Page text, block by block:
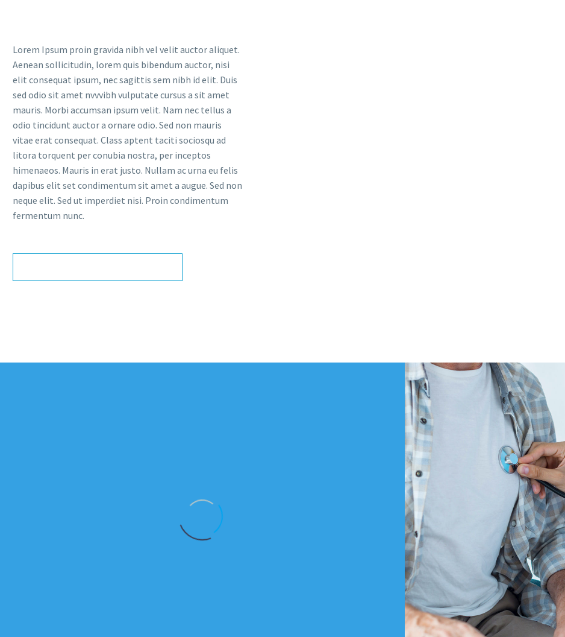
Lorem Ipsum proin gravida nibh vel velit auctor aliquet.
Aenean sollicitudin, lorem quis bibendum auctor, nisi
elit consequat ipsum, nec sagittis sem nibh id elit. Duis
sed odio sit amet nvvvibh vulputate cursus a sit amet
mauris. Morbi accumsan ipsum velit. Nam nec tellus a
odio tincidunt auctor a ornare odio. Sed non mauris
vitae erat consequat. Class aptent taciti sociosqu ad
litora torquent per conubia nostra, per inceptos
himenaeos. Mauris in erat justo. Nullam ac urna eu felis
dapibus elit set condimentum sit amet a augue. Sed non
neque elit. Sed ut imperdiet nisi. Proin condimentum
fermentum nunc.